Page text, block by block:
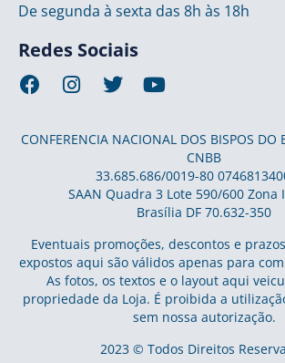
De segunda à sexta das 8h às 18h
Redes Sociais
CONFERENCIA NACIONAL DOS BISPOS DO
CNBB
33.685.686/0019-80
SAAN Quadra 3 Lote 590/600
Brasília DF 70.632-350
Eventuais promoções, descontos e
expostos aqui são válidos apenas para
As fotos, os textos e o layout aqui
propriedade da Loja. É proibida a
sem nossa autorização.
2023 © Todos Direitos